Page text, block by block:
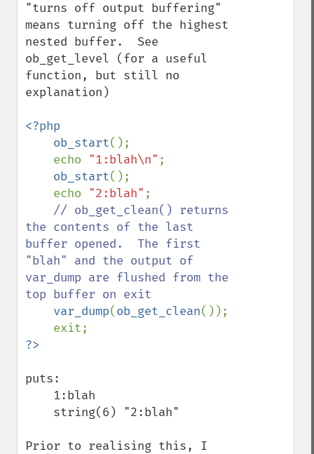
"turns off output buffering"
means turning off the highest
nested buffer.  See
ob_get_level (for a useful
function, but still no
explanation)
<?php
    ob_start
();
    echo
"1:blah\n" ;
ob_start();
    echo
"2:blah" ;
// ob_get_clean() returns
the contents of the last
buffer opened.  The first
"blah" and the output of
var_dump are flushed from the
top buffer on exit
var_dump(ob_get_clean());
puts:
Prior to realising this, I